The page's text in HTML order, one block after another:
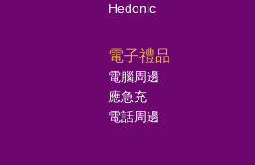
Hedonic
電子禮品
電腦周邊
應急充
電話周邊